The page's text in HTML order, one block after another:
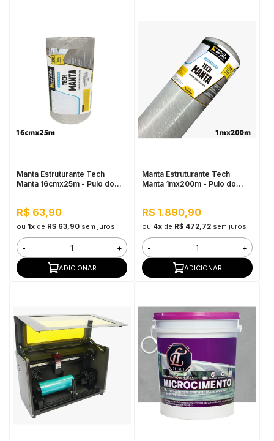
Manta Estruturante Tech
Manta 16cmx25m - Pulo do
R$ 63,90
ou 1xde R$ 63,90 sem juros
- +
ADICIONAR
Manta Estruturante Tech
Manta 1mx200m - Pulo do
R$ 1.890,90
ou 4xde R$ 472,72 sem juros
- +
ADICIONAR